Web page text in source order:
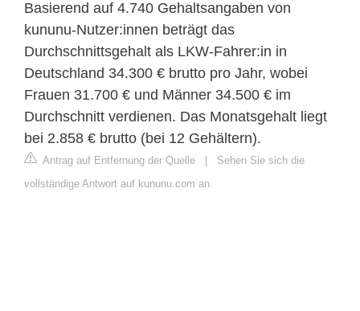
Basierend auf 4.740 Gehaltsangaben von
kununu-Nutzer:innen beträgt das
Durchschnittsgehalt als LKW-Fahrer:in in
Deutschland 34.300 € brutto pro Jahr, wobei
Frauen 31.700 € und Männer 34.500 € im
Durchschnitt verdienen. Das Monatsgehalt liegt
bei 2.858 € brutto (bei 12 Gehältern).
Antrag auf Entfernung der Quelle | Sehen Sie sich die
vollständige Antwort auf kununu.com an